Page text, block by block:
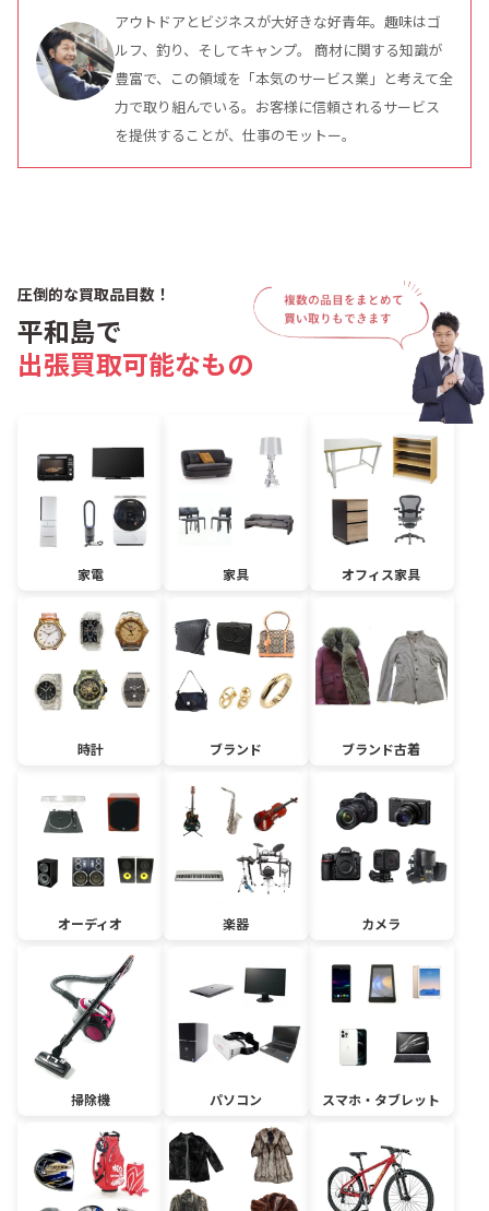
アウトドアとビジネスが大好きな好青年。趣味はゴ
ルフ、釣り、そしてキャンプ。 商材に関する知識が
豊富で、この領域を「本気のサービス業」と考えて全
力で取り組んでいる。お客様に信頼されるサービス
を提供することが、仕事のモットー。
圧倒的な買取品目数！
平和島で
出張買取可能なもの
家電 家具 オフィス家具
時計 ブランド ブランド古着
オーディオ 楽器 カメラ
掃除機 パソコン スマホ・タブレット